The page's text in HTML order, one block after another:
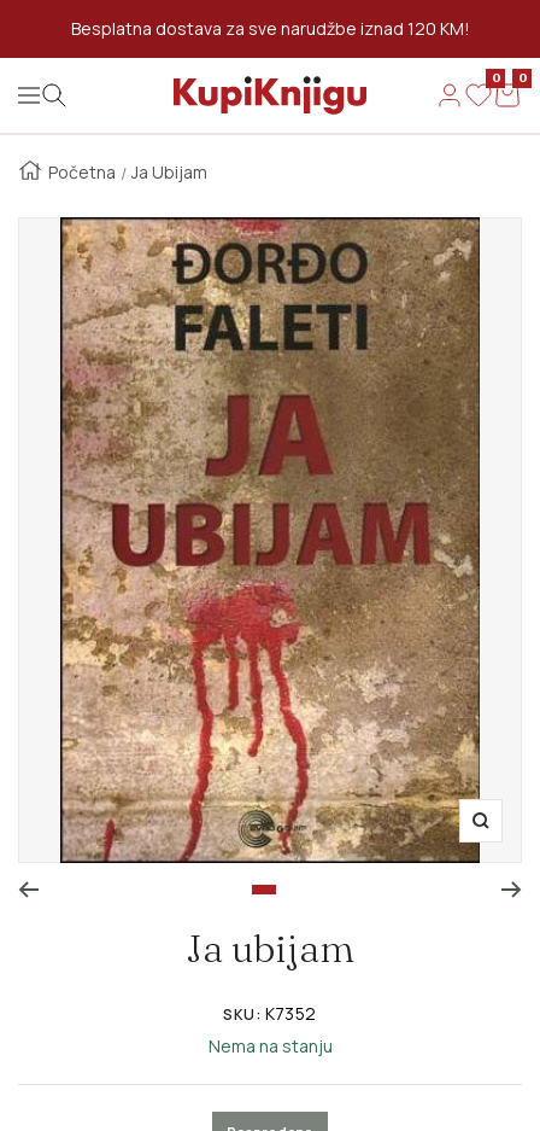
Preskoči Na Sadržaj
Besplatna dostava za sve narudžbe iznad 120 KM!
Navigation Kupi Knjigu 0 0
Početna Ja Ubijam
Zoom
Ja ubijam
SKU: K7352
Nema na stanju